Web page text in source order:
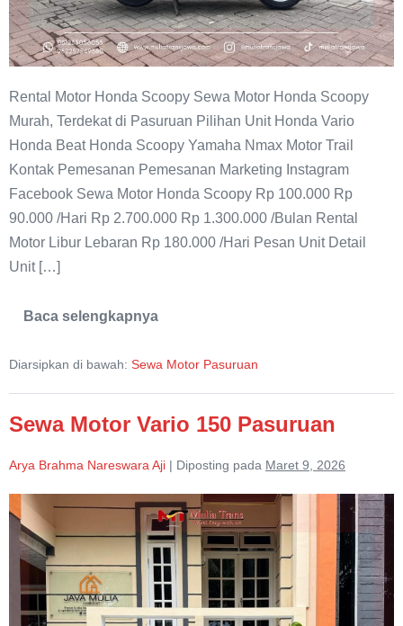
Rental Motor Honda Scoopy Sewa Motor Honda Scoopy
Murah, Terdekat di Pasuruan Pilihan Unit Honda Vario
Honda Beat Honda Scoopy Yamaha Nmax Motor Trail
Kontak Pemesanan Pemesanan Marketing Instagram
Facebook Sewa Motor Honda Scoopy Rp 100.000 Rp
90.000 /Hari Rp 2.700.000 Rp 1.300.000 /Bulan Rental
Motor Libur Lebaran Rp 180.000 /Hari Pesan Unit Detail
Unit […]
Baca selengkapnya
Sewa
Scoopy
Diarsipkan di bawah: Sewa Motor Pasuruan
Sewa Motor Vario 150 Pasuruan
Arya Brahma Nareswara Aji | Diposting pada Maret 9, 2026
Sewa
Motor
Vario
Pasuruan